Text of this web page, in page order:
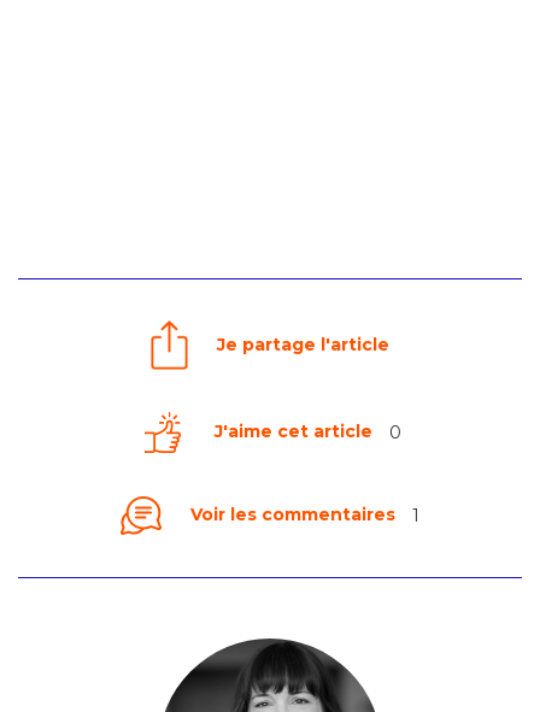
Je partage l'article
J'aime cet article 0
Voir les commentaires 1